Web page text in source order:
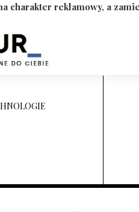
charakter reklamowy, a